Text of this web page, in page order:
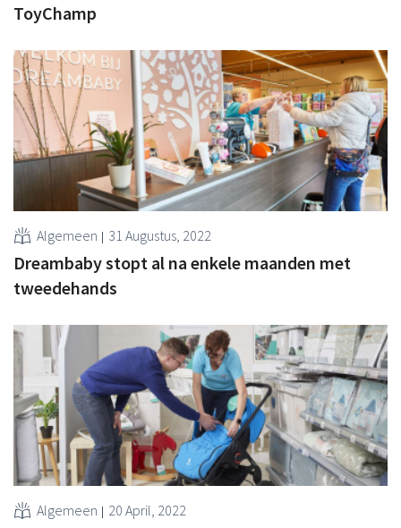
ToyChamp
Algemeen 31 Augustus, 2022
Dreambaby stopt al na enkele maanden met
tweedehands
Algemeen 20 April, 2022